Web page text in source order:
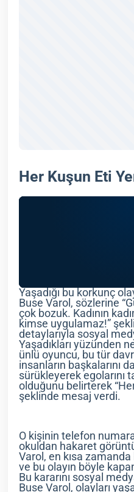
Her Kuşun Eti
Yaşadığı bu korkunç
Buse Varol, sözlerine
çok bozuk. Kadının
kimse uygulamaz!”
detaylarıyla sosyal
Yaşadıkları yüzünden
ünlü oyuncu, bu tür
insanların başkalarını
sürükleyerek egolarını
olduğunu belirterek
şeklinde mesaj verdi.
O kişinin telefon
okuldan hakaret
Varol, en kısa zamanda
ve bu olayın böyle
Bu kararını sosyal
Buse Varol, olayları